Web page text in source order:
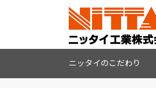
ニッタイのこだわり